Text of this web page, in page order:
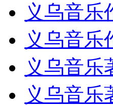
义乌音乐
义乌音乐
义乌音乐
义乌音乐